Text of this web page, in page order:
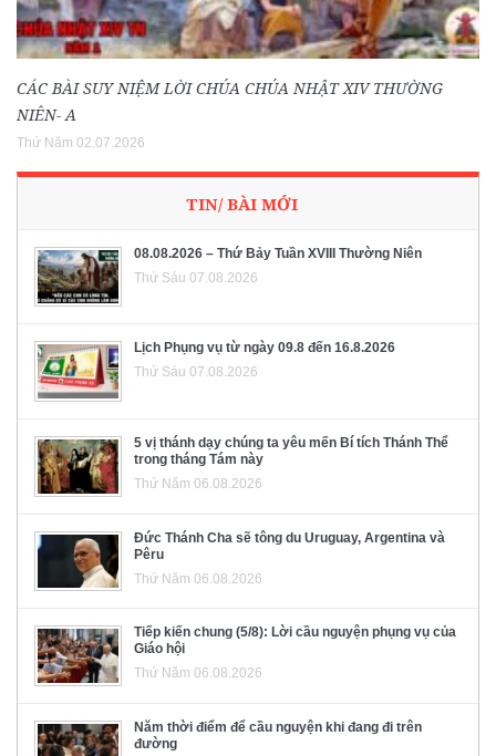
CÁC BÀI SUY NIỆM LỜI CHÚA CHÚA NHẬT XIV THƯỜNG
NIÊN- A
Thứ Năm 02.07.2026
TIN/ BÀI MỚI
08.08.2026 – Thứ Bảy Tuần XVIII Thường Niên
Thứ Sáu 07.08.2026
Lịch Phụng vụ từ ngày 09.8 đến 16.8.2026
Thứ Sáu 07.08.2026
5 vị thánh dạy chúng ta yêu mến Bí tích Thánh Thể
trong tháng Tám này
Thứ Năm 06.08.2026
Đức Thánh Cha sẽ tông du Uruguay, Argentina và
Pêru
Thứ Năm 06.08.2026
Tiếp kiến chung (5/8): Lời cầu nguyện phụng vụ của
Giáo hội
Thứ Năm 06.08.2026
Năm thời điểm để cầu nguyện khi đang đi trên
đường